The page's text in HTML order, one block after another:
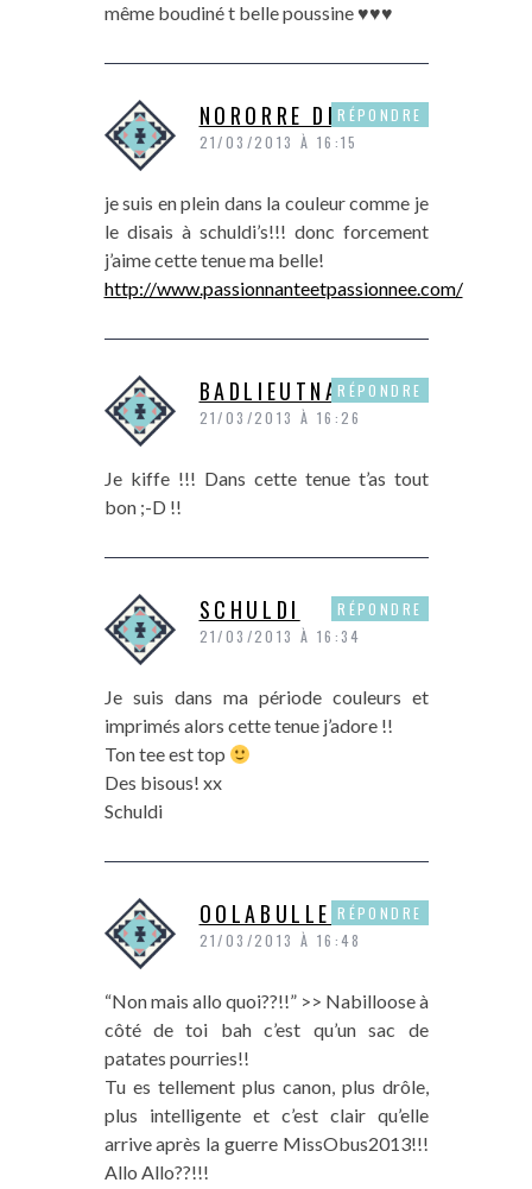
même boudiné t belle poussine ♥♥♥
NORORRE DE P&P
21/03/2013 À 16:15
je suis en plein dans la couleur comme je
le disais à schuldi’s!!! donc forcement
j’aime cette tenue ma belle!
http://www.passionnanteetpassionnee.com/
RÉPONDRE
BADLIEUTNANT
21/03/2013 À 16:26
Je kiffe !!! Dans cette tenue t’as tout
bon ;-D !!
RÉPONDRE
SCHULDI
21/03/2013 À 16:34
Je suis dans ma période couleurs et
imprimés alors cette tenue j’adore !!
Ton tee est top
Des bisous! xx
Schuldi
RÉPONDRE
OOLABULLEOO
21/03/2013 À 16:48
“Non mais allo quoi??!!” >> Nabilloose à
côté de toi bah c’est qu’un sac de
patates pourries!!
Tu es tellement plus canon, plus drôle,
plus intelligente et c’est clair qu’elle
arrive après la guerre MissObus2013!!!
Allo Allo??!!!
RÉPONDRE